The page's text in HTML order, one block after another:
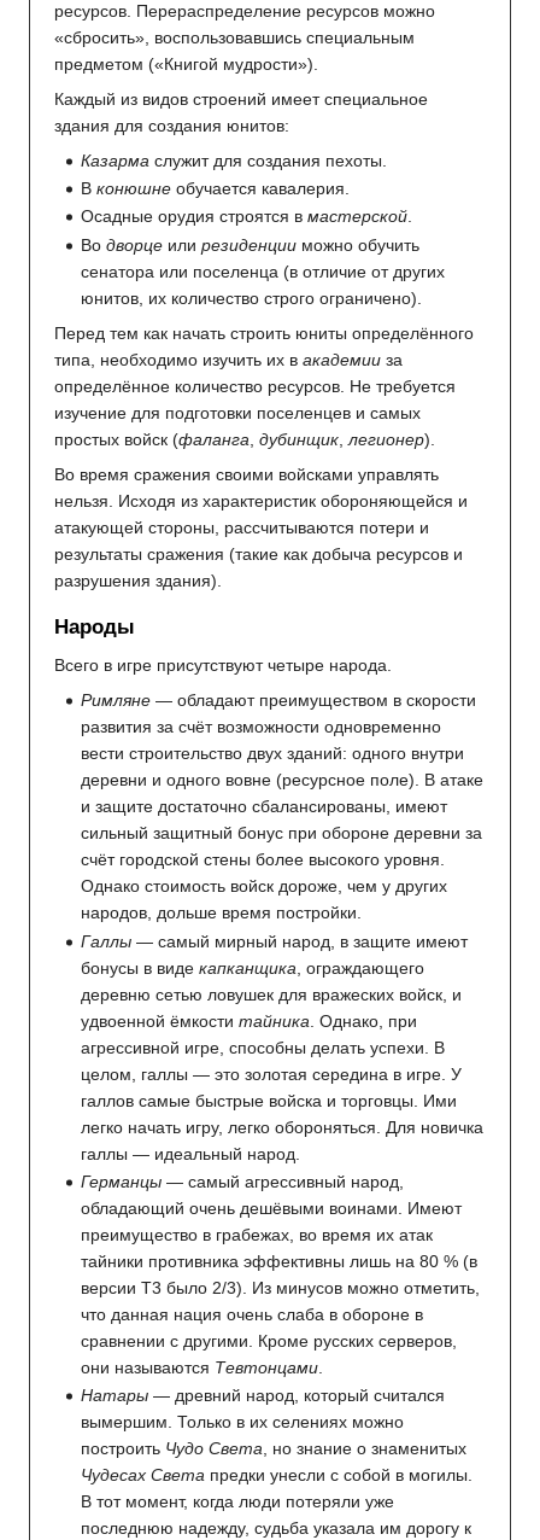
ресурсов. Перераспределение ресурсов можно
«сбросить», воспользовавшись специальным
предметом («Книгой мудрости»).
Каждый из видов строений имеет специальное
здания для создания юнитов:
Казарма служит для создания пехоты.
Вконюшне обучается кавалерия.
Осадные орудия строятся вмастерской.
Водворце илирезиденции можно обучить
сенатора или поселенца (в отличие от других
юнитов, их количество строго ограничено).
Перед тем как начать строить юниты определённого
типа, необходимо изучить их в академии за
определённое количество ресурсов. Не требуется
изучение для подготовки поселенцев и самых
простых войск (фаланга дубинщик легионер).
Во время сражения своими войсками управлять
нельзя. Исходя из характеристик обороняющейся и
атакующей стороны, рассчитываются потери и
результаты сражения (такие как добыча ресурсов и
разрушения здания).
Народы
Всего в игре присутствуют четыре народа.
Римляне — обладают преимуществом в скорости
развития за счёт возможности одновременно
вести строительство двух зданий: одного внутри
деревни и одного вовне (ресурсное поле). В атаке
и защите достаточно сбалансированы, имеют
сильный защитный бонус при обороне деревни за
счёт городской стены более высокого уровня.
Однако стоимость войск дороже, чем у других
народов, дольше время постройки.
Галлы — самый мирный народ, в защите имеют
бонусы в видекапканщика , ограждающего
деревню сетью ловушек для вражеских войск, и
удвоенной ёмкоститайника . Однако, при
агрессивной игре, способны делать успехи. В
целом, галлы — это золотая середина в игре. У
галлов самые быстрые войска и торговцы. Ими
легко начать игру, легко обороняться. Для новичка
галлы — идеальный народ.
Германцы — самый агрессивный народ,
обладающий очень дешёвыми воинами. Имеют
преимущество в грабежах, во время их атак
тайники противника эффективны лишь на 80 % (в
версии T3 было 2/3). Из минусов можно отметить,
что данная нация очень слаба в обороне в
сравнении с другими. Кроме русских серверов,
они называются Тевтонцами
Натары — древний народ, который считался
вымершим. Только в их селениях можно
построить Чудо Света, но знание о знаменитых
Чудесах Света предки унесли с собой в могилы.
В тот момент, когда люди потеряли уже
последнюю надежду, судьба указала им дорогу к